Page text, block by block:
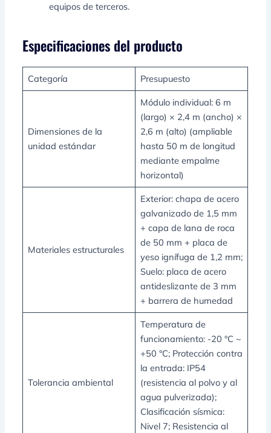
equipos de terceros.
Especificaciones del producto
Categoría Presupuesto
Dimensiones de la
unidad estándar
Módulo individual: 6 m
(largo) × 2,4 m (ancho) ×
2,6 m (alto) (ampliable
hasta 50 m de longitud
mediante empalme
horizontal)
Materiales estructurales
Exterior: chapa de acero
galvanizado de 1,5 mm
+ capa de lana de roca
de 50 mm + placa de
yeso ignífuga de 1,2 mm;
Suelo: placa de acero
antideslizante de 3 mm
+ barrera de humedad
Tolerancia ambiental
Temperatura de
funcionamiento: -20 °C ~
+50 °C; Protección contra
la entrada: IP54
(resistencia al polvo y al
agua pulverizada);
Clasificación sísmica:
Nivel 7; Resistencia al